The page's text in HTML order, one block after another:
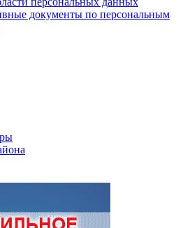
документы по персональным